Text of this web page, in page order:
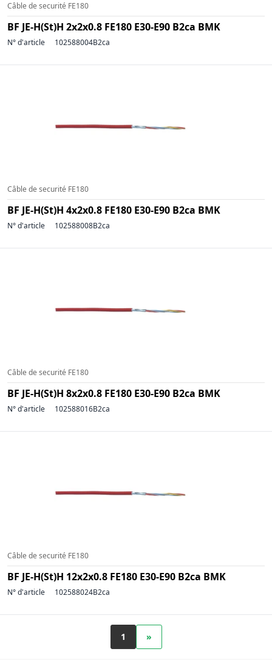
Câble de securité FE180
BF JE-H(St)H 2x2x0.8 FE180 E30-E90 B2ca BMK
N° d'article 102588004B2ca
Câble de securité FE180
BF JE-H(St)H 4x2x0.8 FE180 E30-E90 B2ca BMK
N° d'article 102588008B2ca
Câble de securité FE180
BF JE-H(St)H 8x2x0.8 FE180 E30-E90 B2ca BMK
N° d'article 102588016B2ca
Câble de securité FE180
BF JE-H(St)H 12x2x0.8 FE180 E30-E90 B2ca BMK
N° d'article 102588024B2ca
1 »